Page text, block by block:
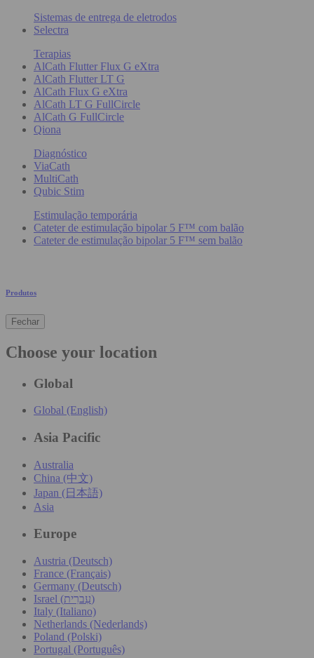
Sistemas de entrega de eletrodos
Selectra
Terapias
AlCath Flutter Flux G eXtra
AlCath Flutter LT G
AlCath Flux G eXtra
AlCath LT G FullCircle
AlCath G FullCircle
Qiona
Diagnóstico
ViaCath
MultiCath
Qubic Stim
Estimulação temporária
Cateter de estimulação bipolar 5 F™ com balão
Cateter de estimulação bipolar 5 F™ sem balão
Produtos
Fechar
Choose your location
Global
Global (English)
Asia Pacific
Australia
China (中文)
Japan (日本語)
Asia
Europe
Austria (Deutsch)
France (Français)
Germany (Deutsch)
Israel (עִברִית)
Italy (Italiano)
Netherlands (Nederlands)
Poland (Polski)
Portugal (Português)